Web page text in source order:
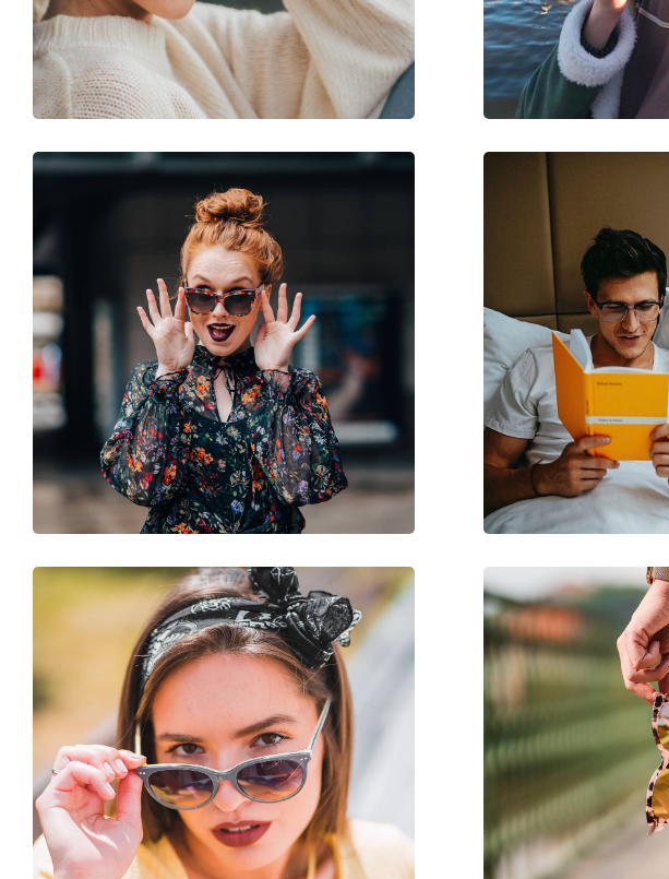
Βάρος:
240 γρ
Ρυθμιζόμενα μαξιλάρια μύτης:
Όχι
Εύκαμπτη άρθρωση:
Όχι
Αξεσουάρ
Παρέχονται με θήκη:
Ναι
Πανί καθαρισμού:
Άλλα
Τύπος:
Κατηγορία:
Γυαλιά Ηλίου Επώνυμες Μάρκες
Μάρκα:
Χρήση:
Αθλητικά
Αθλητικά:
Ποδηλασία, Τρέξιμο, Πεζοπορία,
Κωδικός Προϊόντος / Μοντέλο:
DC3407 011 76